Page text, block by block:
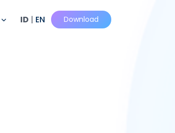
ID | EN Download